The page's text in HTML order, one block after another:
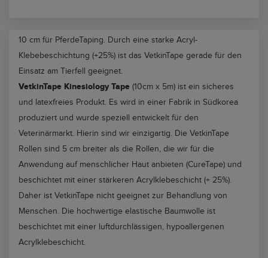
10 cm für PferdeTaping. Durch eine starke Acryl-
Klebebeschichtung (+25%) ist das VetkinTape gerade für den
Einsatz am Tierfell geeignet.
VetkinTape Kinesiology Tape (10cm x 5m) ist ein sicheres
und latexfreies Produkt. Es wird in einer Fabrik in Südkorea
produziert und wurde speziell entwickelt für den
Veterinärmarkt. Hierin sind wir einzigartig. Die VetkinTape
Rollen sind 5 cm breiter als die Rollen, die wir für die
Anwendung auf menschlicher Haut anbieten (CureTape) und
beschichtet mit einer stärkeren Acrylklebeschicht (+ 25%).
Daher ist VetkinTape nicht geeignet zur Behandlung von
Menschen. Die hochwertige elastische Baumwolle ist
beschichtet mit einer luftdurchlässigen, hypoallergenen
Acrylklebeschicht.